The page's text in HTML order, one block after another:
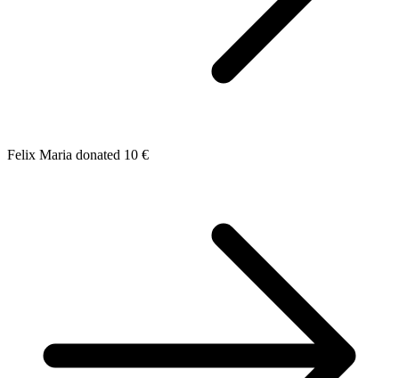
Felix Maria donated 10 €